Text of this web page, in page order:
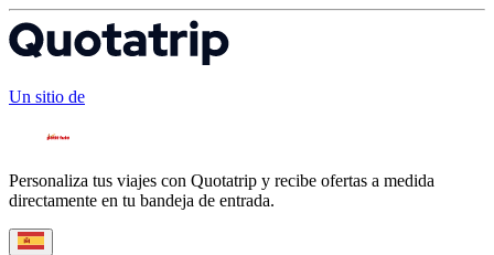
Un sitio de
Personaliza tus viajes con Quotatrip y recibe ofertas a medida
directamente en tu bandeja de entrada.